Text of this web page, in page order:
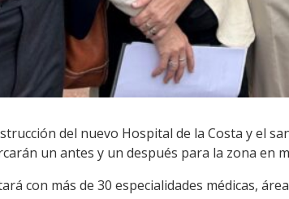
del nuevo Hospital de la Costa y el
un antes y un después para la zona en
con más de 30 especialidades médicas,